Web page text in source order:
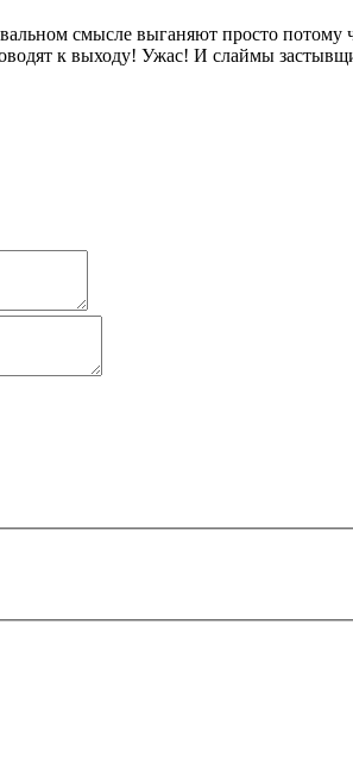
смысле выганяют просто
к выходу! Ужас! И слаймы